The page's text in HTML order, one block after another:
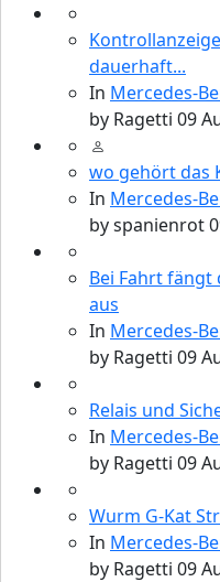
dauerhaft...
In Mercedes-
by Ragetti 09
wo gehört das
In Mercedes-
byspanienrot
Bei Fahrt
aus
In Mercedes-
by Ragetti 09
Relais und
In Mercedes-
by Ragetti 09
Wurm G-Kat
In Mercedes-
by Ragetti 09